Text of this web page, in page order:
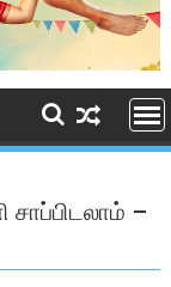
சாப்பிடலாம் –